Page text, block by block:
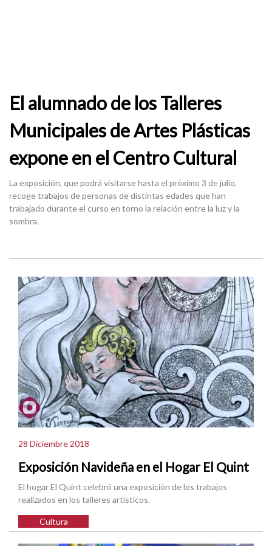
El alumnado de los Talleres
Municipales de Artes Plásticas
expone en el Centro Cultural
La exposición, que podrá visitarse hasta el próximo 3 de julio,
recoge trabajos de personas de distintas edades que han
trabajado durante el curso en torno la relación entre la luz y la
sombra.
28 Diciembre 2018
Exposición Navideña en el Hogar El Quint
El hogar El Quint celebró una exposición de los trabajos
realizados en los talleres artísticos.
Cultura